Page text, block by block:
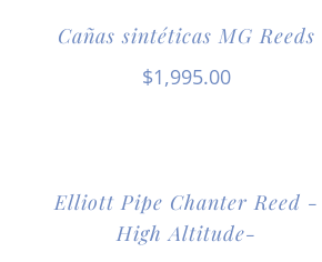
Cañas sintéticas MG Reeds
$1,995.00
Elliott Pipe Chanter Reed -
High Altitude-